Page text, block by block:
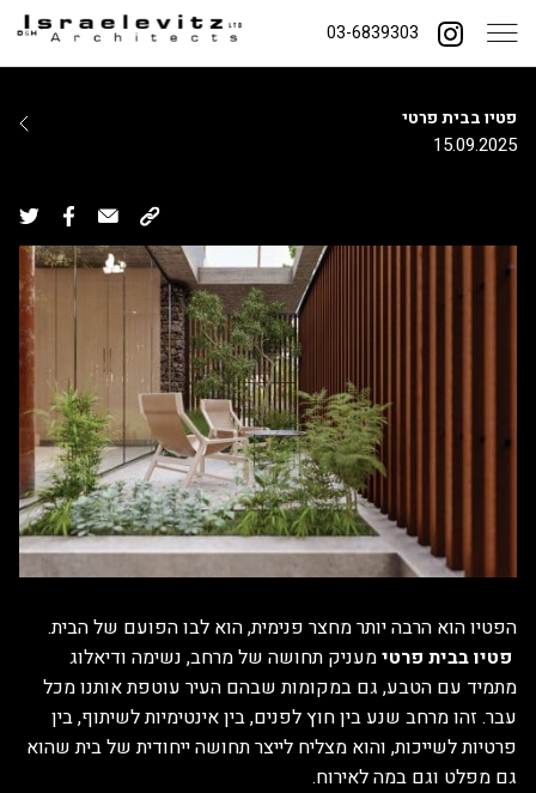
03-6839303
פטיו בבית פרטי
15.09.2025
הפטיו הוא הרבה יותר מחצר פנימית, הוא לבו הפועם של הבית.
פטיו בבית פרטימעניק תחושה של מרחב, נשימה ודיאלוג
מתמיד עם הטבע, גם במקומות שבהם העיר עוטפת אותנו מכל
עבר. זהו מרחב שנע בין חוץ לפנים, בין אינטימיות לשיתוף, בין
פרטיות לשייכות, והוא מצליח לייצר תחושה ייחודית של בית שהוא
גם מפלט וגם במה לאירוח.